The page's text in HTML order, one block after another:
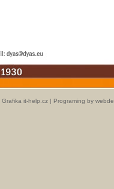
Grafika it-help.cz | Programing by